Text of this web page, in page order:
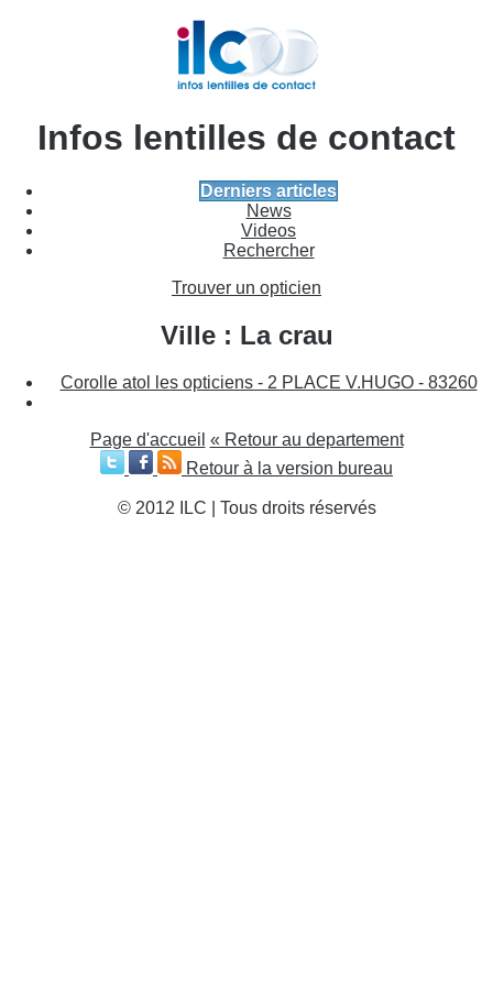
Infos lentilles de contact
Derniers articles
News
Videos
Rechercher
Trouver un opticien
Ville : La crau
Corolle atol les opticiens - 2 PLACE V.HUGO - 83260
Page d'accueil « Retour au departement
Retour à la version bureau
© 2012 ILC | Tous droits réservés